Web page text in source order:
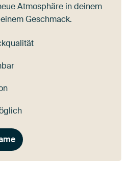
Atmosphäre in deinem
Geschmack.